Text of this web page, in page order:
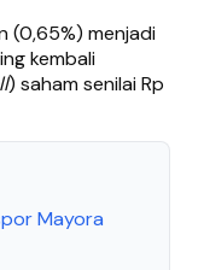
(0,65%) menjadi
kembali
) saham senilai Rp
Mayora